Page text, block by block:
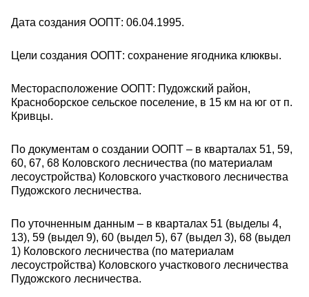
Дата создания ООПТ: 06.04.1995.
Цели создания ООПТ: сохранение ягодника клюквы.
Месторасположение ООПТ: Пудожский район,
Красноборское сельское поселение, в 15 км на юг от п.
Кривцы.
По документам о создании ООПТ – в кварталах 51, 59,
60, 67, 68 Коловского лесничества (по материалам
лесоустройства) Коловского участкового лесничества
Пудожского лесничества.
По уточненным данным – в кварталах 51 (выделы 4,
13), 59 (выдел 9), 60 (выдел 5), 67 (выдел 3), 68 (выдел
1) Коловского лесничества (по материалам
лесоустройства) Коловского участкового лесничества
Пудожского лесничества.